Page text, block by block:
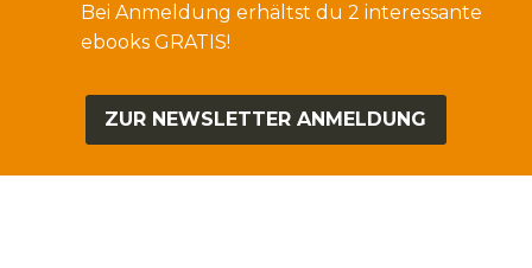
Bei Anmeldung erhältst du 2 interessante
ebooks GRATIS!
ZUR NEWSLETTER ANMELDUNG